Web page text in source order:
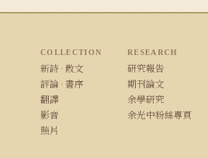
COLLECTION
新詩 · 散文
評論 · 書序
翻譯
影音
照片
RESEARCH
研究報告
期刊論文
余學研究
余光中粉絲專頁